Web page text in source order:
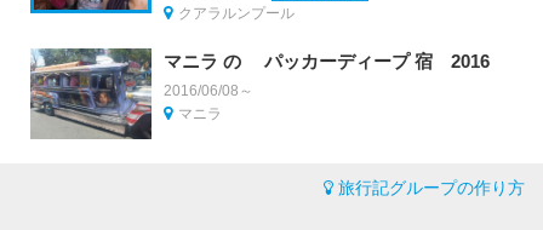
クアラルンプール
マニラ の パッカーディープ 宿 2016
2016/06/08～
マニラ
旅行記グループの作り方